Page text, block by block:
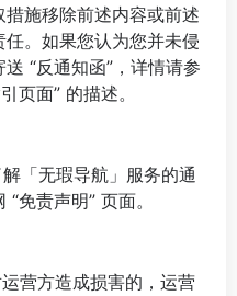
施移除前述内容或前述
。如果您认为您并未侵
“反通知函”，详情请参
页面” 的描述。
「无瑕导航」服务的通
免责声明” 页面。
营方造成损害的，运营